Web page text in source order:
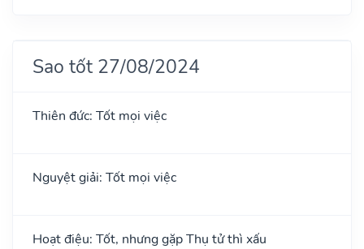
Sao tốt 27/08/2024
Thiên đức: Tốt mọi việc
Nguyệt giải: Tốt mọi việc
Hoạt điệu: Tốt, nhưng gặp Thụ tử thì xấu